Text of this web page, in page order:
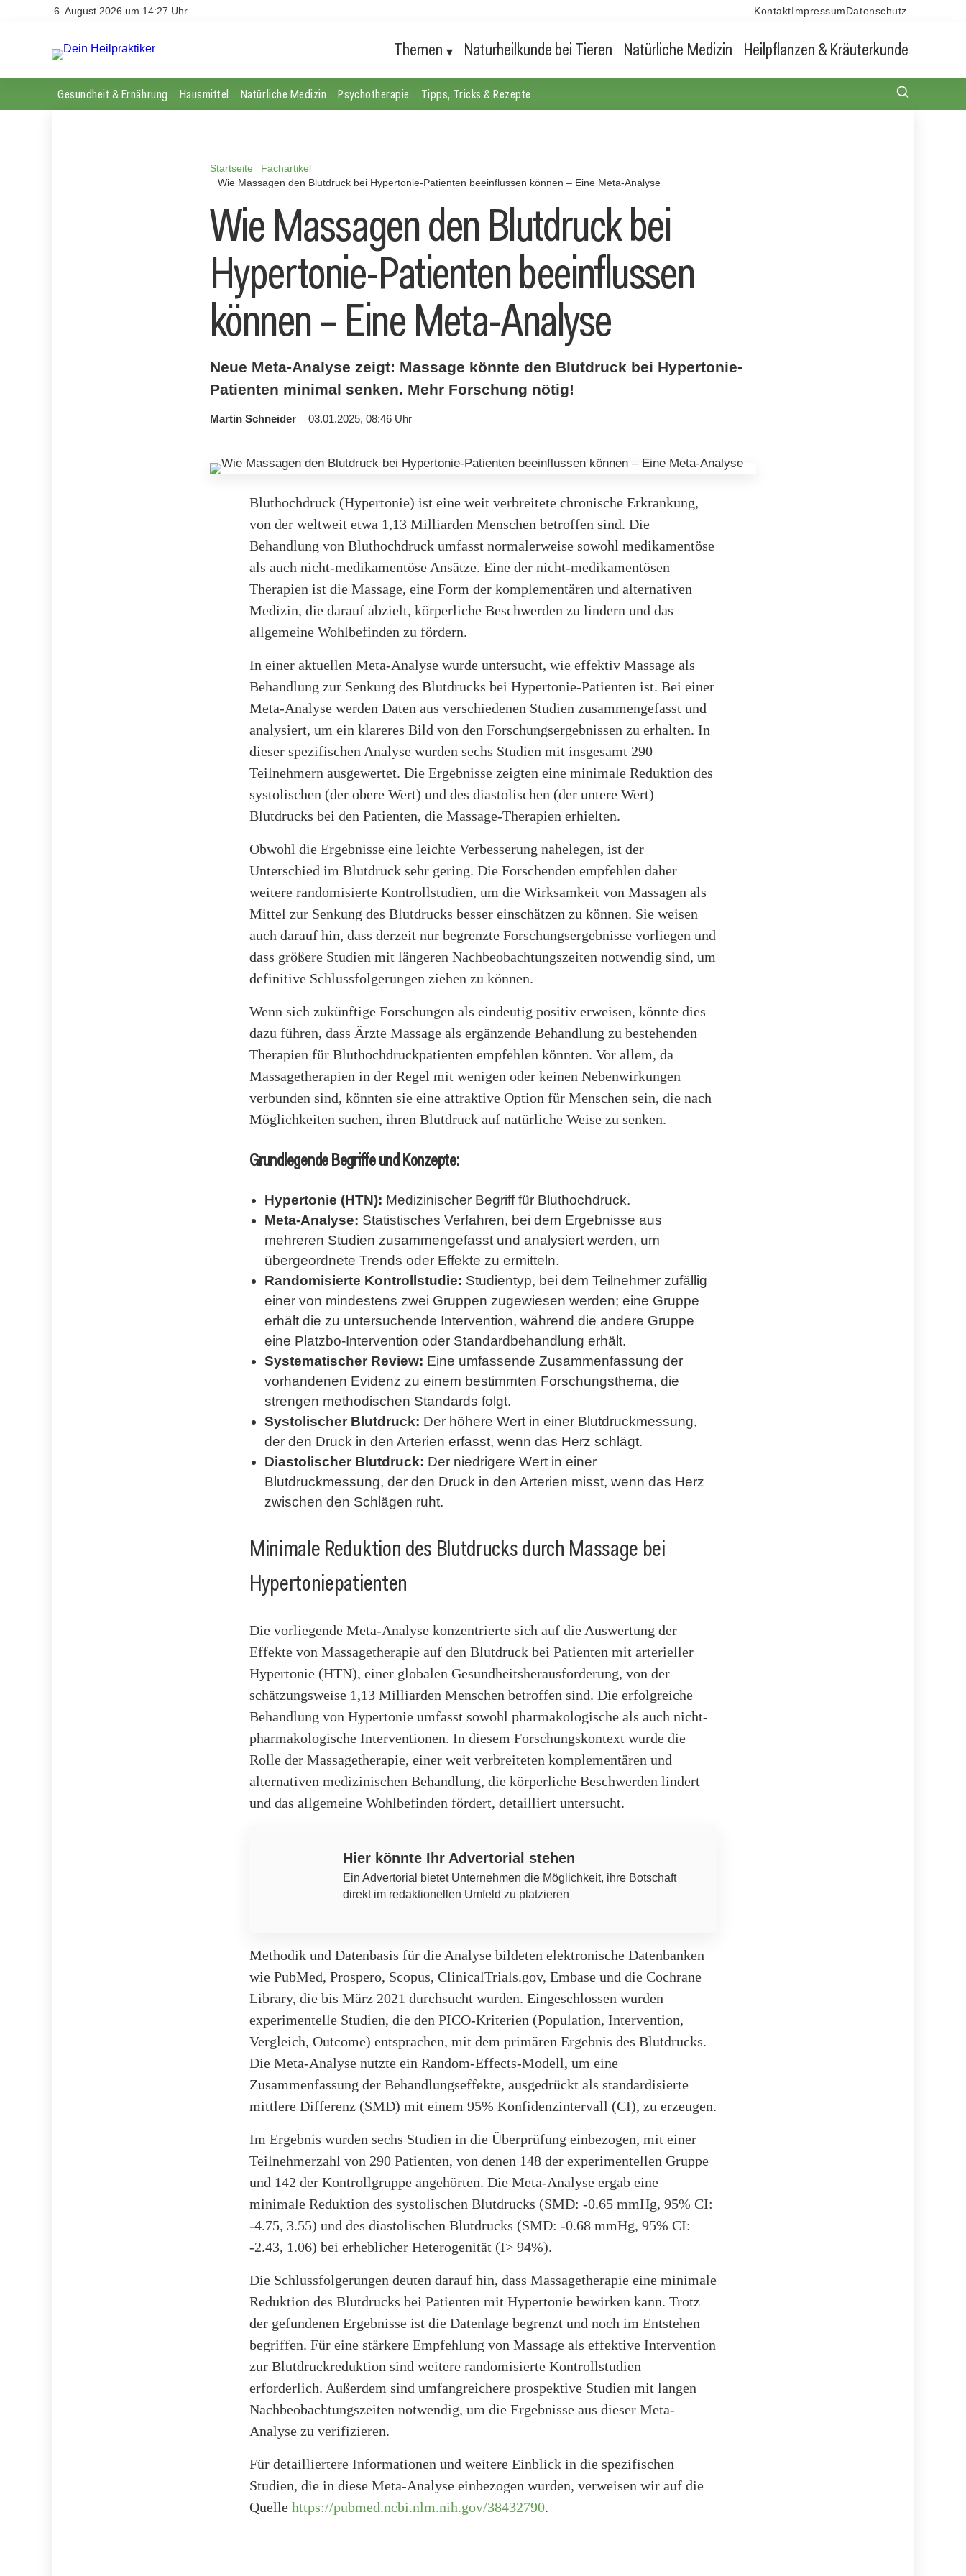
6. August 2026 um 14:27 Uhr Kontakt Impressum Datenschutz
Themen Naturheilkunde bei Tieren Natürliche Medizin Heilpflanzen & Kräuterkunde
Gesundheit & Ernährung Hausmittel Natürliche Medizin Psychotherapie Tipps, Tricks & Rezepte
Startseite
Fachartikel
Wie Massagen den Blutdruck bei Hypertonie-Patienten beeinflussen können – Eine Meta-Analyse
Wie Massagen den Blutdruck bei
Hypertonie-Patienten beeinflussen
können – Eine Meta-Analyse
Neue Meta-Analyse zeigt: Massage könnte den Blutdruck bei Hypertonie-
Patienten minimal senken. Mehr Forschung nötig!
Martin Schneider 03.01.2025, 08:46 Uhr
Bluthochdruck (Hypertonie) ist eine weit verbreitete chronische Erkrankung,
von der weltweit etwa 1,13 Milliarden Menschen betroffen sind. Die
Behandlung von Bluthochdruck umfasst normalerweise sowohl medikamentöse
als auch nicht-medikamentöse Ansätze. Eine der nicht-medikamentösen
Therapien ist die Massage, eine Form der komplementären und alternativen
Medizin, die darauf abzielt, körperliche Beschwerden zu lindern und das
allgemeine Wohlbefinden zu fördern.
In einer aktuellen Meta-Analyse wurde untersucht, wie effektiv Massage als
Behandlung zur Senkung des Blutdrucks bei Hypertonie-Patienten ist. Bei einer
Meta-Analyse werden Daten aus verschiedenen Studien zusammengefasst und
analysiert, um ein klareres Bild von den Forschungsergebnissen zu erhalten. In
dieser spezifischen Analyse wurden sechs Studien mit insgesamt 290
Teilnehmern ausgewertet. Die Ergebnisse zeigten eine minimale Reduktion des
systolischen (der obere Wert) und des diastolischen (der untere Wert)
Blutdrucks bei den Patienten, die Massage-Therapien erhielten.
Obwohl die Ergebnisse eine leichte Verbesserung nahelegen, ist der
Unterschied im Blutdruck sehr gering. Die Forschenden empfehlen daher
weitere randomisierte Kontrollstudien, um die Wirksamkeit von Massagen als
Mittel zur Senkung des Blutdrucks besser einschätzen zu können. Sie weisen
auch darauf hin, dass derzeit nur begrenzte Forschungsergebnisse vorliegen und
dass größere Studien mit längeren Nachbeobachtungszeiten notwendig sind, um
definitive Schlussfolgerungen ziehen zu können.
Wenn sich zukünftige Forschungen als eindeutig positiv erweisen, könnte dies
dazu führen, dass Ärzte Massage als ergänzende Behandlung zu bestehenden
Therapien für Bluthochdruckpatienten empfehlen könnten. Vor allem, da
Massagetherapien in der Regel mit wenigen oder keinen Nebenwirkungen
verbunden sind, könnten sie eine attraktive Option für Menschen sein, die nach
Möglichkeiten suchen, ihren Blutdruck auf natürliche Weise zu senken.
Grundlegende Begriffe und Konzepte:
Hypertonie (HTN): Medizinischer Begriff für Bluthochdruck.
Meta-Analyse: Statistisches Verfahren, bei dem Ergebnisse aus
mehreren Studien zusammengefasst und analysiert werden, um
übergeordnete Trends oder Effekte zu ermitteln.
Randomisierte Kontrollstudie: Studientyp, bei dem Teilnehmer zufällig
einer von mindestens zwei Gruppen zugewiesen werden; eine Gruppe
erhält die zu untersuchende Intervention, während die andere Gruppe
eine Platzbo-Intervention oder Standardbehandlung erhält.
Systematischer Review: Eine umfassende Zusammenfassung der
vorhandenen Evidenz zu einem bestimmten Forschungsthema, die
strengen methodischen Standards folgt.
Systolischer Blutdruck: Der höhere Wert in einer Blutdruckmessung,
der den Druck in den Arterien erfasst, wenn das Herz schlägt.
Diastolischer Blutdruck: Der niedrigere Wert in einer
Blutdruckmessung, der den Druck in den Arterien misst, wenn das Herz
zwischen den Schlägen ruht.
Minimale Reduktion des Blutdrucks durch Massage bei
Hypertoniepatienten
Die vorliegende Meta-Analyse konzentrierte sich auf die Auswertung der
Effekte von Massagetherapie auf den Blutdruck bei Patienten mit arterieller
Hypertonie (HTN), einer globalen Gesundheitsherausforderung, von der
schätzungsweise 1,13 Milliarden Menschen betroffen sind. Die erfolgreiche
Behandlung von Hypertonie umfasst sowohl pharmakologische als auch nicht-
pharmakologische Interventionen. In diesem Forschungskontext wurde die
Rolle der Massagetherapie, einer weit verbreiteten komplementären und
alternativen medizinischen Behandlung, die körperliche Beschwerden lindert
und das allgemeine Wohlbefinden fördert, detailliert untersucht.
Hier könnte Ihr Advertorial stehen
Ein Advertorial bietet Unternehmen die Möglichkeit, ihre Botschaft
direkt im redaktionellen Umfeld zu platzieren
Methodik und Datenbasis für die Analyse bildeten elektronische Datenbanken
wie PubMed, Prospero, Scopus, ClinicalTrials.gov, Embase und die Cochrane
Library, die bis März 2021 durchsucht wurden. Eingeschlossen wurden
experimentelle Studien, die den PICO-Kriterien (Population, Intervention,
Vergleich, Outcome) entsprachen, mit dem primären Ergebnis des Blutdrucks.
Die Meta-Analyse nutzte ein Random-Effects-Modell, um eine
Zusammenfassung der Behandlungseffekte, ausgedrückt als standardisierte
mittlere Differenz (SMD) mit einem 95% Konfidenzintervall (CI), zu erzeugen.
Im Ergebnis wurden sechs Studien in die Überprüfung einbezogen, mit einer
Teilnehmerzahl von 290 Patienten, von denen 148 der experimentellen Gruppe
und 142 der Kontrollgruppe angehörten. Die Meta-Analyse ergab eine
minimale Reduktion des systolischen Blutdrucks (SMD: -0.65 mmHg, 95% CI:
-4.75, 3.55) und des diastolischen Blutdrucks (SMD: -0.68 mmHg, 95% CI:
-2.43, 1.06) bei erheblicher Heterogenität (I> 94%).
Die Schlussfolgerungen deuten darauf hin, dass Massagetherapie eine minimale
Reduktion des Blutdrucks bei Patienten mit Hypertonie bewirken kann. Trotz
der gefundenen Ergebnisse ist die Datenlage begrenzt und noch im Entstehen
begriffen. Für eine stärkere Empfehlung von Massage als effektive Intervention
zur Blutdruckreduktion sind weitere randomisierte Kontrollstudien
erforderlich. Außerdem sind umfangreichere prospektive Studien mit langen
Nachbeobachtungszeiten notwendig, um die Ergebnisse aus dieser Meta-
Analyse zu verifizieren.
Für detailliertere Informationen und weitere Einblick in die spezifischen
Studien, die in diese Meta-Analyse einbezogen wurden, verweisen wir auf die
Quelle https://pubmed.ncbi.nlm.nih.gov/38432790.